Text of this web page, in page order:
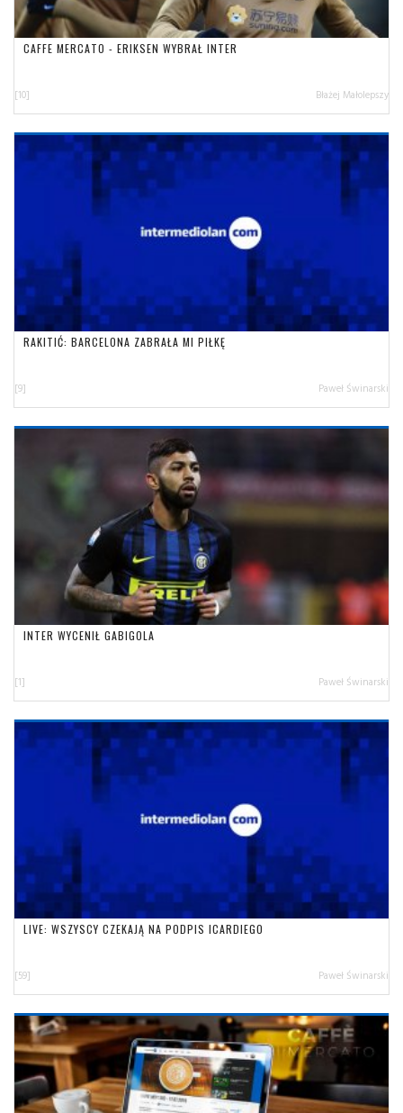
CAFFE MERCATO - ERIKSEN WYBRAŁ INTER
[10] Błażej Małolepszy
RAKITIĆ: BARCELONA ZABRAŁA MI PIŁKĘ
[9] Paweł Świnarski
INTER WYCENIŁ GABIGOLA
[1] Paweł Świnarski
LIVE: WSZYSCY CZEKAJĄ NA PODPIS ICARDIEGO
[59] Paweł Świnarski